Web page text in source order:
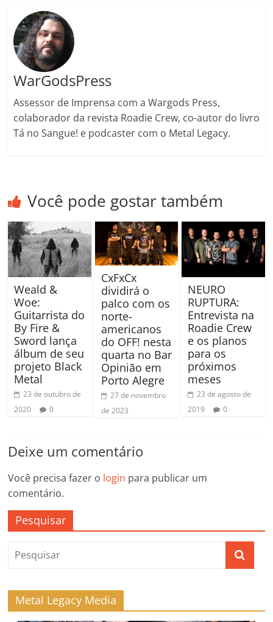
WarGodsPress
Assessor de Imprensa com a Wargods Press,
colaborador da revista Roadie Crew, co-autor do livro
Tá no Sangue! e podcaster com o Metal Legacy.
Você pode gostar também
Weald &
Woe:
Guitarrista do
By Fire &
Sword lança
álbum de seu
projeto Black
Metal
23 de outubro de
2020
0
CxFxCx
dividirá o
palco com os
norte-
americanos
do OFF! nesta
quarta no Bar
Opinião em
Porto Alegre
27 de novembro
de 2023
NEURO
RUPTURA:
Entrevista na
Roadie Crew
e os planos
para os
próximos
meses
23 de agosto de
2019
0
Deixe um comentário
Você precisa fazer o login para publicar um
comentário.
Pesquisar
Metal Legacy Media